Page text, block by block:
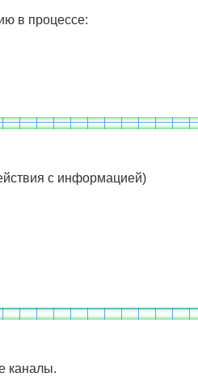
в процессе:
с информацией)
каналы.